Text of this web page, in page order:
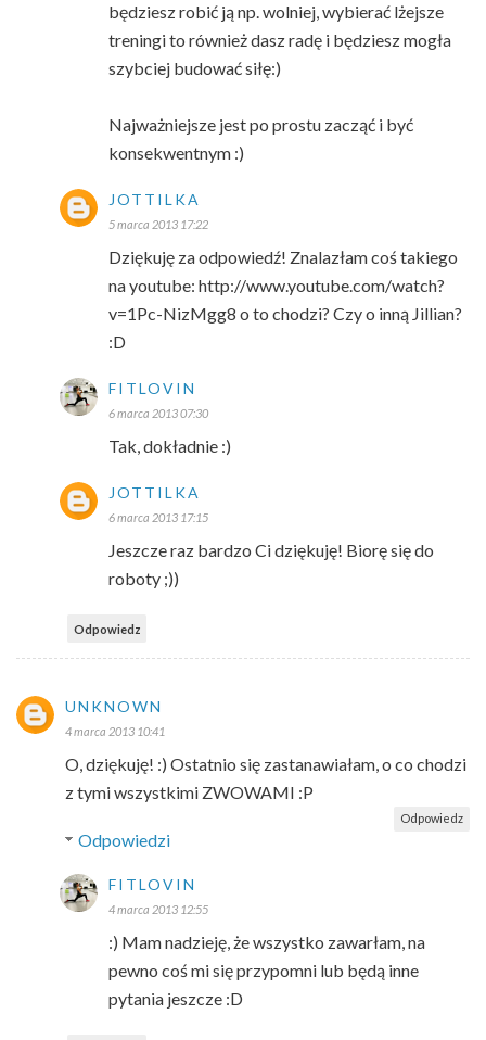
będziesz robić ją np. wolniej, wybierać lżejsze
treningi to również dasz radę i będziesz mogła
szybciej budować siłę:)
Najważniejsze jest po prostu zacząć i być
konsekwentnym :)
JOTTILKA
5 marca 2013 17:22
Dziękuję za odpowiedź! Znalazłam coś takiego
na youtube: http://www.youtube.com/watch?
v=1Pc-NizMgg8 o to chodzi? Czy o inną Jillian?
:D
FITLOVIN
6 marca 2013 07:30
Tak, dokładnie :)
JOTTILKA
6 marca 2013 17:15
Jeszcze raz bardzo Ci dziękuję! Biorę się do
roboty ;))
Odpowiedz
UNKNOWN
4 marca 2013 10:41
O, dziękuję! :) Ostatnio się zastanawiałam, o co chodzi
z tymi wszystkimi ZWOWAMI :P
Odpowiedz
Odpowiedzi
FITLOVIN
4 marca 2013 12:55
:) Mam nadzieję, że wszystko zawarłam, na
pewno coś mi się przypomni lub będą inne
pytania jeszcze :D